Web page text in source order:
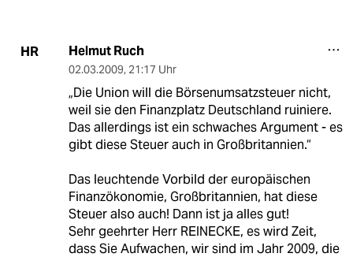
HR Helmut Ruch
02.03.2009, 21:17 Uhr
„Die Union will die Börsenumsatzsteuer nicht,
weil sie den Finanzplatz Deutschland ruiniere.
Das allerdings ist ein schwaches Argument - es
gibt diese Steuer auch in Großbritannien.“
Das leuchtende Vorbild der europäischen
Finanzökonomie, Großbritannien, hat diese
Steuer also auch! Dann ist ja alles gut!
Sehr geehrter Herr REINECKE, es wird Zeit,
dass Sie Aufwachen, wir sind im Jahr 2009, die